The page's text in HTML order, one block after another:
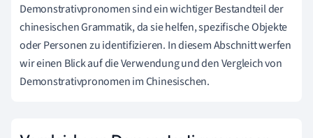
Demonstrativpronomen sind ein wichtiger Bestandteil der
chinesischen Grammatik, da sie helfen, spezifische Objekte
oder Personen zu identifizieren. In diesem Abschnitt werfen
wir einen Blick auf die Verwendung und den Vergleich von
Demonstrativpronomen im Chinesischen.